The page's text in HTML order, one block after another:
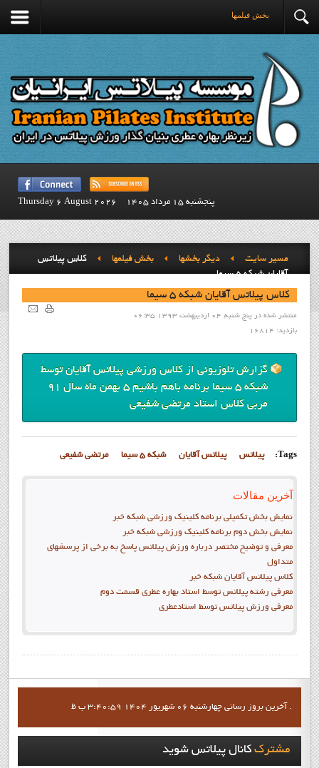
بخش فيلمها
پنجشنبه 15 مرداد 1405 Thursday 6 August 2026
مسیر سایت ديگر بخشها بخش فيلمها
کلاس پيلاتس
آقايان شبکه 5 سيما
کلاس پيلاتس آقايان شبکه 5 سيما
منتشر شده در پنج شنبه, 04 ارديبهشت 1393 06:35
بازدید: 16814
گزارش تلوزيوني از کلاس ورزشي پیلاتس آقایان توسط
شبكه 5 سيما برنامه باهم باشيم
5 بهمن ماه سال 91
مربي کلاس استاد مرتضي شفيعي
Tags: پيلاتس پیلاتس آقایان شبكه 5 سيما مرتضي شفيعي
آخرین مقالات
نمايش بخش تکميلي برنامه کلينيک ورزشي شبکه خبر
نمايش بخش دوم برنامه کلينيک ورزشي شبکه خبر
معرفی و توضیح مختصر درباره ورزش پیلاتس پاسخ به برخی از پرسشهای
متداول
کلاس پيلاتس آقايان شبکه خبر
معرفي رشته پيلاتس توسط استاد بهاره عطري قسمت دوم
معرفي ورزش پيلاتس توسط استادعطري
آخرين بروز رساني چهارشنبه 06 شهریور 1404 3:40:59 ب ظ .
مشترککانال پيلاتس شويد